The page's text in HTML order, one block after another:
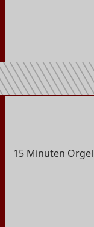
15 Minuten